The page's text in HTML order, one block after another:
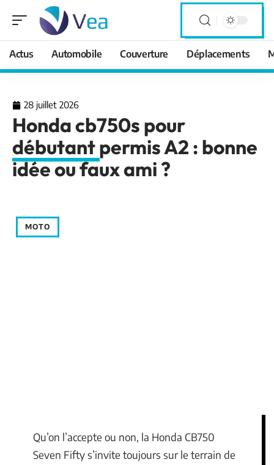
Actus Automobile Couverture Déplacements
28 juillet 2026
Honda cb750s pour
débutant permis A2 : bonne
idée ou faux ami ?
MOTO
Qu’on l’accepte ou non, la Honda CB750
Seven Fifty s’invite toujours sur le terrain de